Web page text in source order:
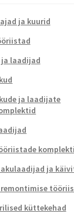
ja kuurid
ja laadijad
ja laadijate
ja
küttekehad